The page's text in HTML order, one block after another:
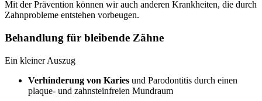
Mit der Prävention können wir auch anderen Krankheiten, die durch
Zahnprobleme entstehen vorbeugen.
Behandlung für bleibende Zähne
Ein kleiner Auszug
Verhinderung von Karies und Parodontitis durch einen
plaque- und zahnsteinfreien Mundraum